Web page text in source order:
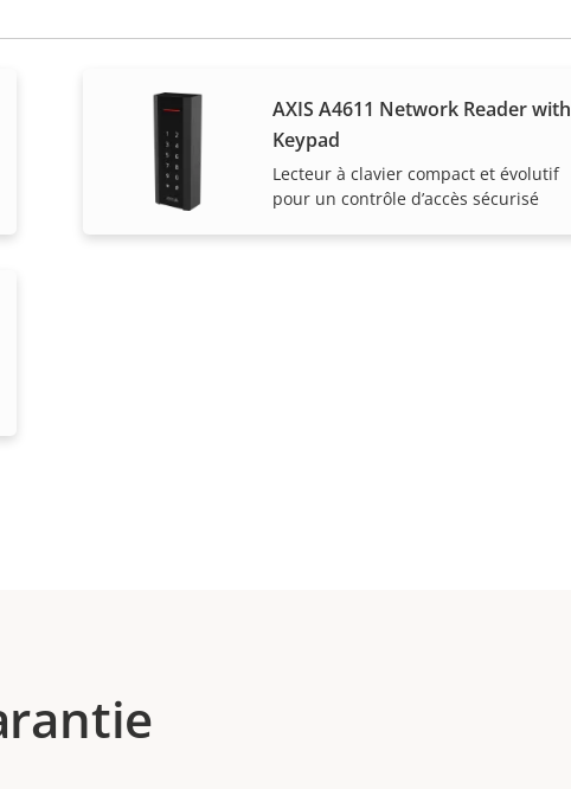
AXIS A4611 Network Reader with
Keypad
Lecteur à clavier compact et évolutif
pour un contrôle d’accès sécurisé